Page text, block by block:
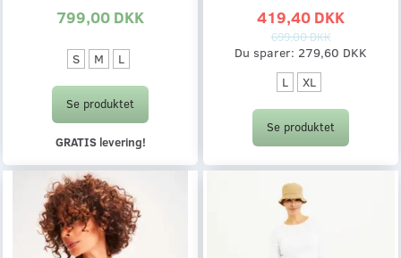
799,00 DKK
S M L
Se produktet
GRATIS levering!
419,40 DKK
699,00 DKK
Du sparer: 279,60 DKK
L
XL
Se produktet